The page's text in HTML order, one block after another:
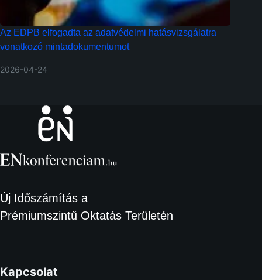
Az EDPB elfogadta az adatvédelmi hatásvizsgálatra
vonatkozó mintadokumentumot
2026-04-24
Új Időszámítás a
Prémiumszintű Oktatás Területén
Kapcsolat